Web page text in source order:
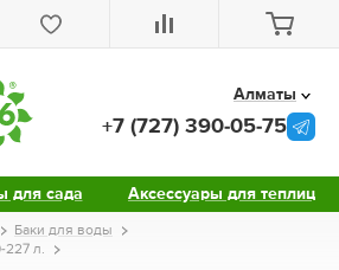
для сада Аксессуары для теплиц
Алматы
+7 (727) 390-05-75
Баки для воды
227 л.